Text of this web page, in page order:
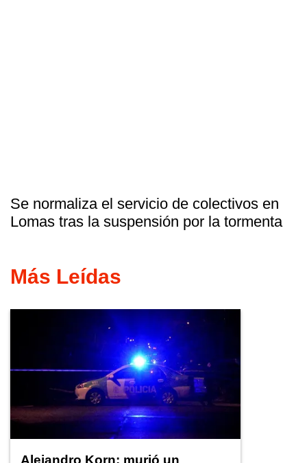
Se normaliza el servicio de colectivos en
Lomas tras la suspensión por la tormenta
Más Leídas
Alejandro Korn: murió un